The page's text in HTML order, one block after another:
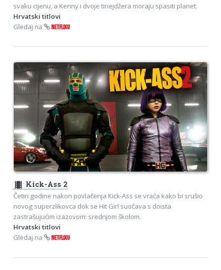
svaku cijenu, a Kenny i dvoje tinejdžera moraju spasiti planet.
Hrvatski titlovi
Gledaj na
NETFLIXU
theaters Kick-Ass 2
Četiri godine nakon povlačenja Kick-Ass se vraća kako bi srušio
novog superzlikovca dok se Hit Girl suočava s doista
zastrašujućim izazovom: srednjom školom.
Hrvatski titlovi
Gledaj na
NETFLIXU